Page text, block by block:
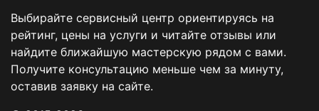
Выбирайте сервисный центр ориентируясь на
рейтинг, цены на услуги и читайте отзывы или
найдите ближайшую мастерскую рядом с вами.
Получите консультацию меньше чем за минуту,
оставив заявку на сайте.